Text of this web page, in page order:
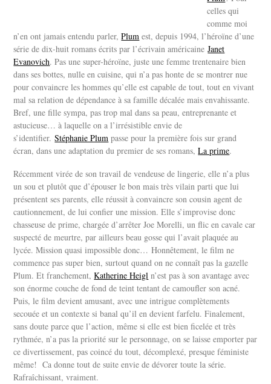
celles qui
comme moi
n’en ont jamais entendu parler,Plum est, depuis 1994, l’héroïne d’une
série de dix-huit romans écrits par l’écrivain américaineJanet
Evanovich. Pas une super-héroïne, juste une femme trentenaire bien
dans ses bottes, nulle en cuisine, qui n’a pas honte de se montrer nue
pour convaincre les hommes qu’elle est capable de tout, tout en vivant
mal sa relation de dépendance à sa famille décalée mais envahissante.
Bref, une fille sympa, pas trop mal dans sa peau, entreprenante et
astucieuse… à laquelle on a l’irrésistible envie de
s’identifier.Stéphanie Plum passe pour la première fois sur grand
écran, dans une adaptation du premier de ses romans,La prime.
Récemment virée de son travail de vendeuse de lingerie, elle n’a plus
un sou et plutôt que d’épouser le bon mais très vilain parti que lui
présentent ses parents, elle réussit à convaincre son cousin agent de
cautionnement, de lui confier une mission. Elle s’improvise donc
chasseuse de prime, chargée d’arrêter Joe Morelli, un flic en cavale car
suspecté de meurtre, par ailleurs beau gosse qui l’avait plaquée au
lycée. Mission quasi impossible donc… Honnêtement, le film ne
commence pas super bien, surtout quand on ne connaît pas la gazelle
Plum. Et franchement,Katherine Heigl n’est pas à son avantage avec
son énorme couche de fond de teint tentant de camoufler son acné.
Puis, le film devient amusant, avec une intrigue complètements
secouée et un contexte si banal qu’il en devient farfelu. Finalement,
sans doute parce que l’action, même si elle est bien ficelée et très
rythmée, n’a pas la priorité sur le personnage, on se laisse emporter par
ce divertissement, pas coincé du tout, décomplexé, presque féministe
même! Ca donne tout de suite envie de dévorer toute la série.
Rafraîchissant, vraiment.